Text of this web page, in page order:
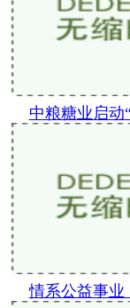
中粮糖业启动
11月10日，中粮
好美年华品牌工
情系公益事